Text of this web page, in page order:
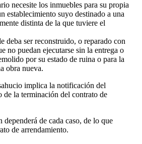
necesite los inmuebles para su propia
establecimiento suyo destinado a una
distinta de la que tuviere el
deba ser reconstruido, o reparado con
no puedan ejecutarse sin la entrega o
por su estado de ruina o para la
obra nueva.
implica la notificación del
de la terminación del contrato de
de cada caso, de lo que
de arrendamiento.